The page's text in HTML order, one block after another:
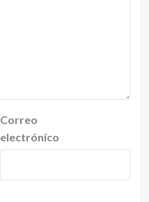
Correo
electrónico